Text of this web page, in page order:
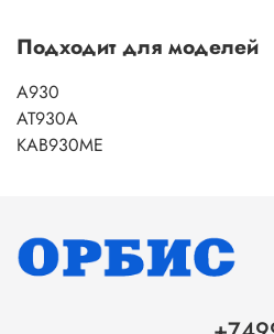
Подходит для моделей
A930
AT930A
KAB930ME